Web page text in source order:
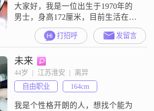
大家好，我是一位出生于1970年的
男士，身高172厘米，目前生活在美
丽的淮安市。我拥有大学本科学
历，在体制内工作，公务员，月收
入在12001到20000元之间。想要寻
找一个温柔善良体贴三观一致的女
性共度余生。
打招呼 发留言
未来
44岁  |  江苏淮安  |  离异
自由职业
164cm
我是个性格开朗的人，想找个能为